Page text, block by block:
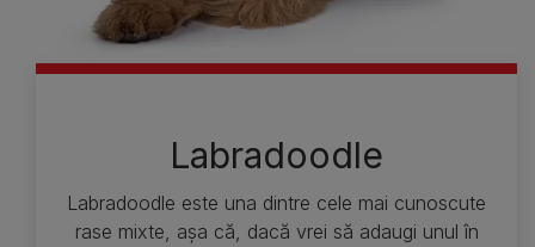
Labradoodle
Labradoodle este una dintre cele mai cunoscute
rase mixte, așa că, dacă vrei să adaugi unul în